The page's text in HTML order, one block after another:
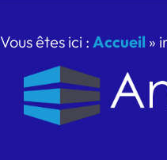
Vous êtes ici : Accueil »